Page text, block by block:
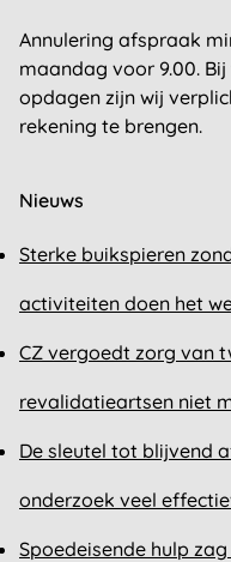
Annulering afspraak
maandag voor 9.00.
opdagen zijn wij
rekening te brengen.
Nieuws
Sterke buikspieren
activiteiten doen het
CZ vergoedt zorg van
revalidatieartsen niet
De sleutel tot blijvend
onderzoek veel
Spoedeisende hulp